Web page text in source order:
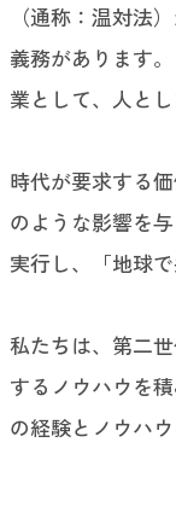
（通称：温対法
義務があります
業として、人と
時代が要求する
のような影響を
実行し、「地球
私たちは、第二
するノウハウを
の経験とノウハ